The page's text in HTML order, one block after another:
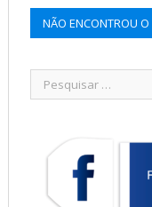
NÃO ENCONTROU